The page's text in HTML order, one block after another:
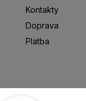
Kontakty
Doprava
Platba